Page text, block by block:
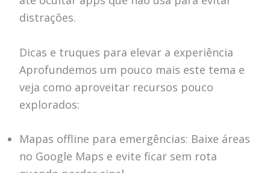
distrações.
Dicas e truques para elevar a experiência
Aprofundemos um pouco mais este tema e
veja como aproveitar recursos pouco
explorados:
Mapas offline para emergências: Baixe áreas
no Google Maps e evite ficar sem rota